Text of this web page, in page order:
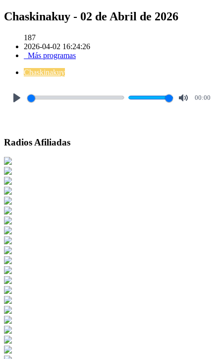
Chaskinakuy - 02 de Abril de 2026
187
2026-04-02 16:24:26
Más programas
Chaskinakuy
00:00
Radios Afiliadas